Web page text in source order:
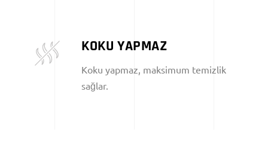
KOKU YAPMAZ
Koku yapmaz, maksimum temizlik
sağlar.